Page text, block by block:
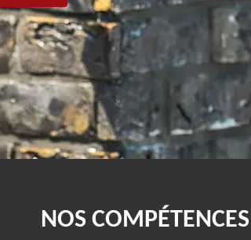
NOS COMPÉTENCES